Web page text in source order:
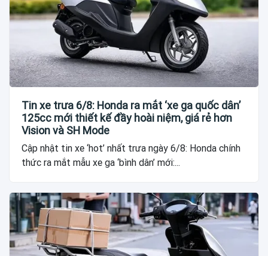
Tin xe trưa 6/8: Honda ra mắt ‘xe ga quốc dân’
125cc mới thiết kế đầy hoài niệm, giá rẻ hơn
Vision và SH Mode
Cập nhật tin xe ‘hot’ nhất trưa ngày 6/8: Honda chính
thức ra mắt mẫu xe ga ‘bình dân’ mới:...